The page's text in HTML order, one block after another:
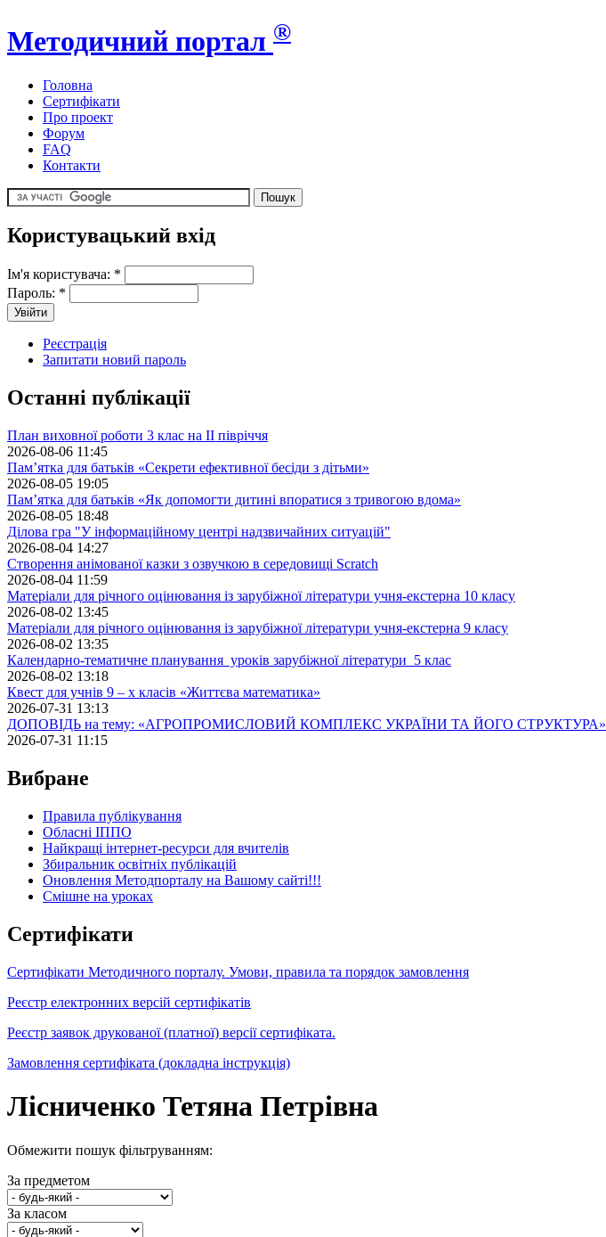
Методичний портал ®
Головна
Сертифікати
Про проект
Форум
FAQ
Контакти
Користувацький вхід
Ім'я користувача: *
Пароль: *
Реєстрація
Запитати новий пароль
Останні публікації
План виховної роботи 3 клас на II півріччя
2026-08-06 11:45
Пам’ятка для батьків «Секрети ефективної бесіди з дітьми»
2026-08-05 19:05
Пам’ятка для батьків «Як допомогти дитині впоратися з тривогою вдома»
2026-08-05 18:48
Ділова гра "У інформаційному центрі надзвичайних ситуацій"
2026-08-04 14:27
Створення анімованої казки з озвучкою в середовищі Scratch
2026-08-04 11:59
Матеріали для річного оцінювання із зарубіжної літератури учня-екстерна 10 класу
2026-08-02 13:45
Матеріали для річного оцінювання із зарубіжної літератури учня-екстерна 9 класу
2026-08-02 13:35
Календарно-тематичне планування уроків зарубіжної літератури 5 клас
2026-08-02 13:18
Квест для учнів 9 – х класів «Життєва математика»
2026-07-31 13:13
ДОПОВІДЬ на тему: «АГРОПРОМИСЛОВИЙ КОМПЛЕКС УКРАЇНИ ТА ЙОГО СТРУКТУРА»
2026-07-31 11:15
Вибране
Правила публікування
Обласні ІППО
Найкращі інтернет-ресурси для вчителів
Збиральник освітніх публікацій
Оновлення Методпорталу на Вашому сайті!!!
Cмішне на уроках
Сертифікати
Сертифікати Методичного порталу. Умови, правила та порядок замовлення
Реєстр електронних версій сертифікатів
Реєстр заявок друкованої (платної) версії сертифіката.
Замовлення сертифіката (докладна інструкція)
Лісниченко Тетяна Петрівна
Обмежити пошук фільтруванням:
За предметом
За класом